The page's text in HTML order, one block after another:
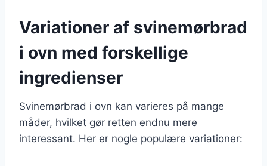
Variationer af svinemørbrad
i ovn med forskellige
ingredienser
Svinemørbrad i ovn kan varieres på mange
måder, hvilket gør retten endnu mere
interessant. Her er nogle populære variationer: